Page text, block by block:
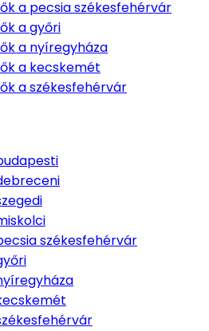
a pecsia székesfehérvár
a győri
a nyíregyháza
a kecskemét
a székesfehérvár
székesfehérvár